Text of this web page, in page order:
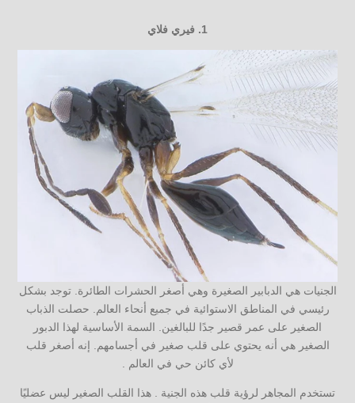
1. فيري فلاي
الجنيات هي الدبابير الصغيرة وهي أصغر الحشرات الطائرة. توجد بشكل
رئيسي في المناطق الاستوائية في جميع أنحاء العالم. حصلت الذباب
الصغير على عمر قصير جدًا للبالغين. السمة الأساسية لهذا الدبور
الصغير هي أنه يحتوي على قلب صغير في أجسامهم. إنه أصغر قلب
لأي كائن حي في العالم .
تستخدم المجاهر لرؤية قلب هذه الجنية . هذا القلب الصغير ليس عضليًا